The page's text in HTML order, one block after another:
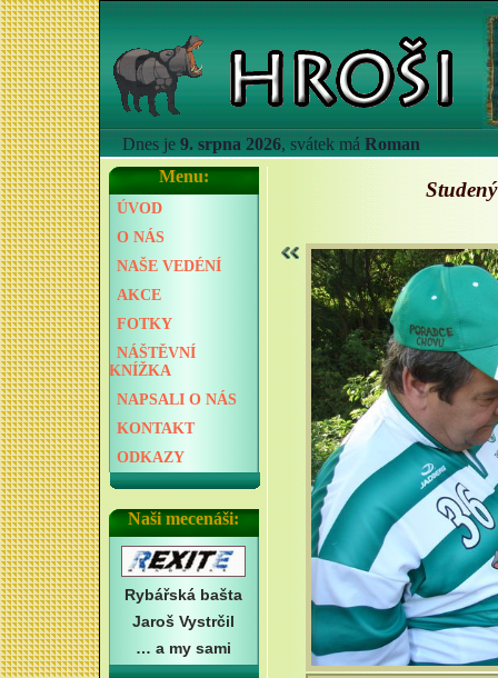
Dnes je 9. srpna 2026, svátek má Roman
Menu:
ÚVOD
O NÁS
NAŠE VEDÉNÍ
AKCE
FOTKY
NÁŠTĚVNÍ
KNÍŽKA
NAPSALI O NÁS
KONTAKT
ODKAZY
Naši mecenáši:
Rybářská bašta
Jaroš Vystrčil
… a my sami